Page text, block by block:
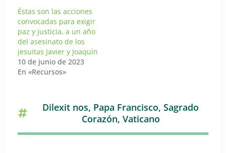
Éstas son las acciones
convocadas para exigir
paz y justicia, a un año
del asesinato de los
jesuitas Javier y Joaquín
10 de junio de 2023
En «Recursos»
Dilexit nos, Papa Francisco, Sagrado
Corazón, Vaticano